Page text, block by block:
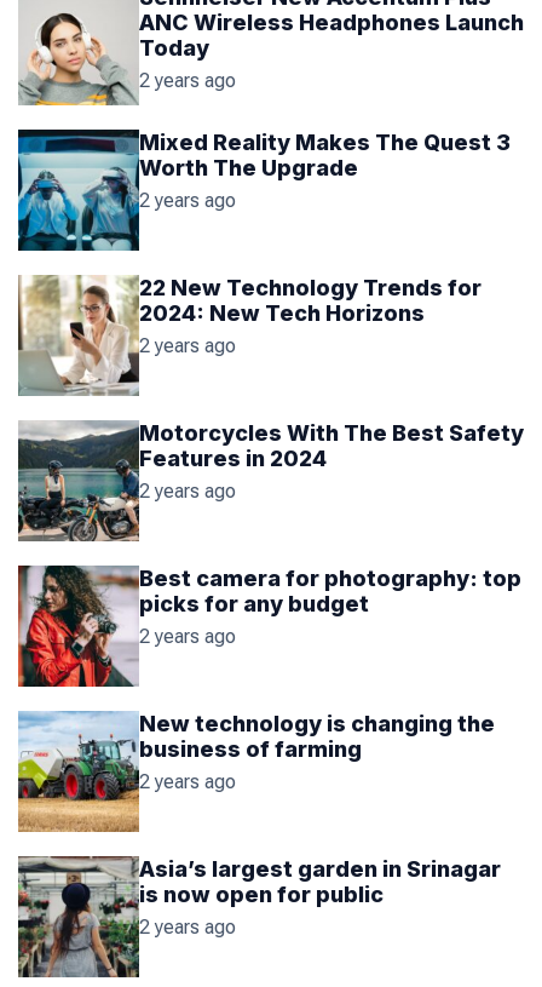
a
r
t
n
t
d
ANC Wireless Headphones Launch
Today
2 years ago
Mixed Reality Makes The Quest 3
Worth The Upgrade
2 years ago
22 New Technology Trends for
2024: New Tech Horizons
2 years ago
Motorcycles With The Best Safety
Features in 2024
2 years ago
Best camera for photography: top
picks for any budget
2 years ago
New technology is changing the
business of farming
2 years ago
Asia’s largest garden in Srinagar
is now open for public
2 years ago